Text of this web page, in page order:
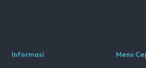
Informasi Menu